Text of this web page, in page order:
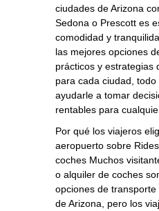
ciudades de Arizona
Sedona o Prescott es
comodidad y
las mejores opciones
prácticos y estrategias
para cada ciudad,
ayudarle a tomar
rentables para
Por qué los viajeros
aeropuerto sobre
coches Muchos
o alquiler de coches
opciones de
de Arizona, pero los